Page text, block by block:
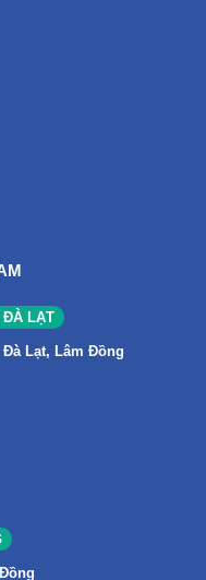
ĐÀ LẠT
Lạt, Lâm Đồng